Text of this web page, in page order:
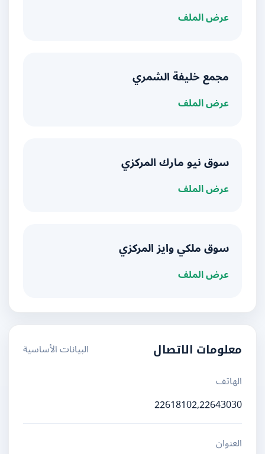
عرض الملف
مجمع خليفة الشمري
عرض الملف
سوق نيو مارك المركزي
عرض الملف
سوق ملكي وايز المركزي
عرض الملف
معلومات الاتصال
البيانات الأساسية
الهاتف
22618102,22643030
العنوان